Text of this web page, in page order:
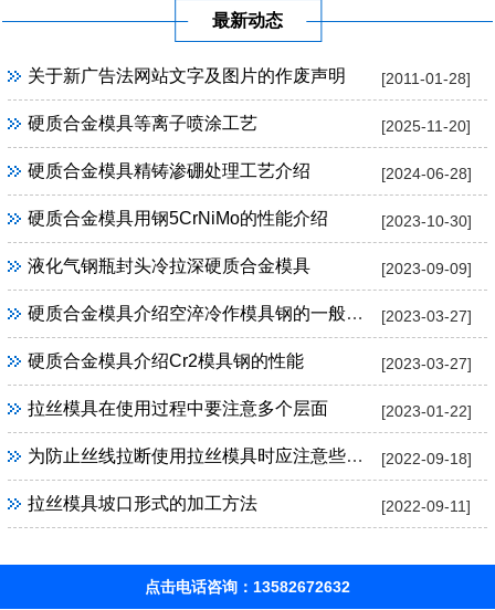
最新动态
[2011-01-28]
关于新广告法网站文字及图片的作废声明
[2025-11-20]
硬质合金模具等离子喷涂工艺
[2024-06-28]
硬质合金模具精铸渗硼处理工艺介绍
[2023-10-30]
硬质合金模具用钢5CrNiMo的性能介绍
[2023-09-09]
液化气钢瓶封头冷拉深硬质合金模具
[2023-03-27]
硬质合金模具介绍空淬冷作模具钢的一般特性
[2023-03-27]
硬质合金模具介绍Cr2模具钢的性能
[2023-01-22]
拉丝模具在使用过程中要注意多个层面
[2022-09-18]
为防止丝线拉断使用拉丝模具时应注意些什么
[2022-09-11]
拉丝模具坡口形式的加工方法
点击电话咨询：13582672632